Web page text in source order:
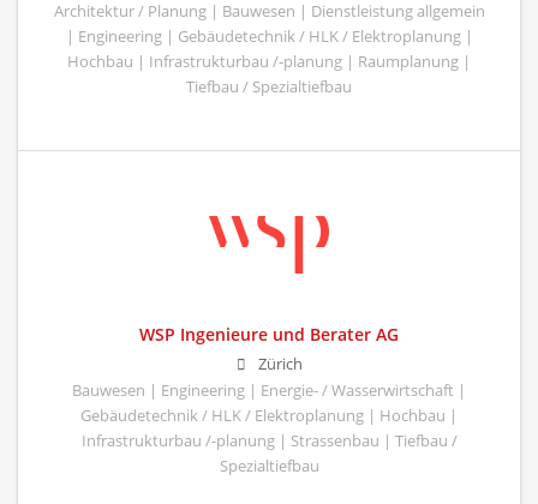
Architektur / Planung | Bauwesen | Dienstleistung allgemein
| Engineering | Gebäudetechnik / HLK / Elektroplanung |
Hochbau | Infrastrukturbau /-planung | Raumplanung |
Tiefbau / Spezialtiefbau
WSP Ingenieure und Berater AG
Zürich
Bauwesen | Engineering | Energie- / Wasserwirtschaft |
Gebäudetechnik / HLK / Elektroplanung | Hochbau |
Infrastrukturbau /-planung | Strassenbau | Tiefbau /
Spezialtiefbau